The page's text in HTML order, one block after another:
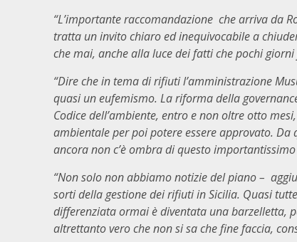
“L’importante raccomandazione che arriva da
tratta un invito chiaro ed inequivocabile a
che mai, anche alla luce dei fatti che pochi
“Dire che in tema di rifiuti l’amministrazione
quasi un eufemismo. La riforma della
Codice dell’ambiente, entro e non oltre otto
ambientale per poi potere essere approvato.
ancora non c’è ombra di questo
“Non solo non abbiamo notizie del piano –
sorti della gestione dei rifiuti in Sicilia. Quasi
differenziata ormai è diventata una barzelletta,
altrettanto vero che non si sa che fine faccia,